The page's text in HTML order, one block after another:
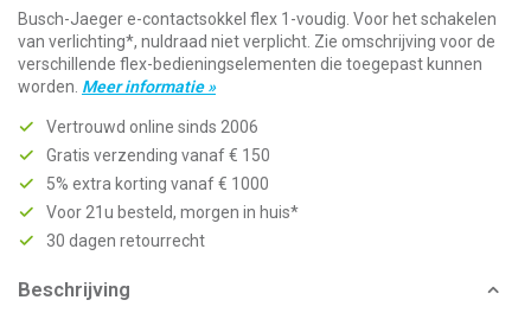
Busch-Jaeger e-contactsokkel flex 1-voudig. Voor het schakelen
van verlichting*, nuldraad niet verplicht. Zie omschrijving voor de
verschillende flex-bedieningselementen die toegepast kunnen
worden. Meer informatie »
Vertrouwd online sinds 2006
Gratis verzending vanaf € 150
5% extra korting vanaf € 1000
Voor 21u besteld, morgen in huis*
30 dagen retourrecht
Beschrijving